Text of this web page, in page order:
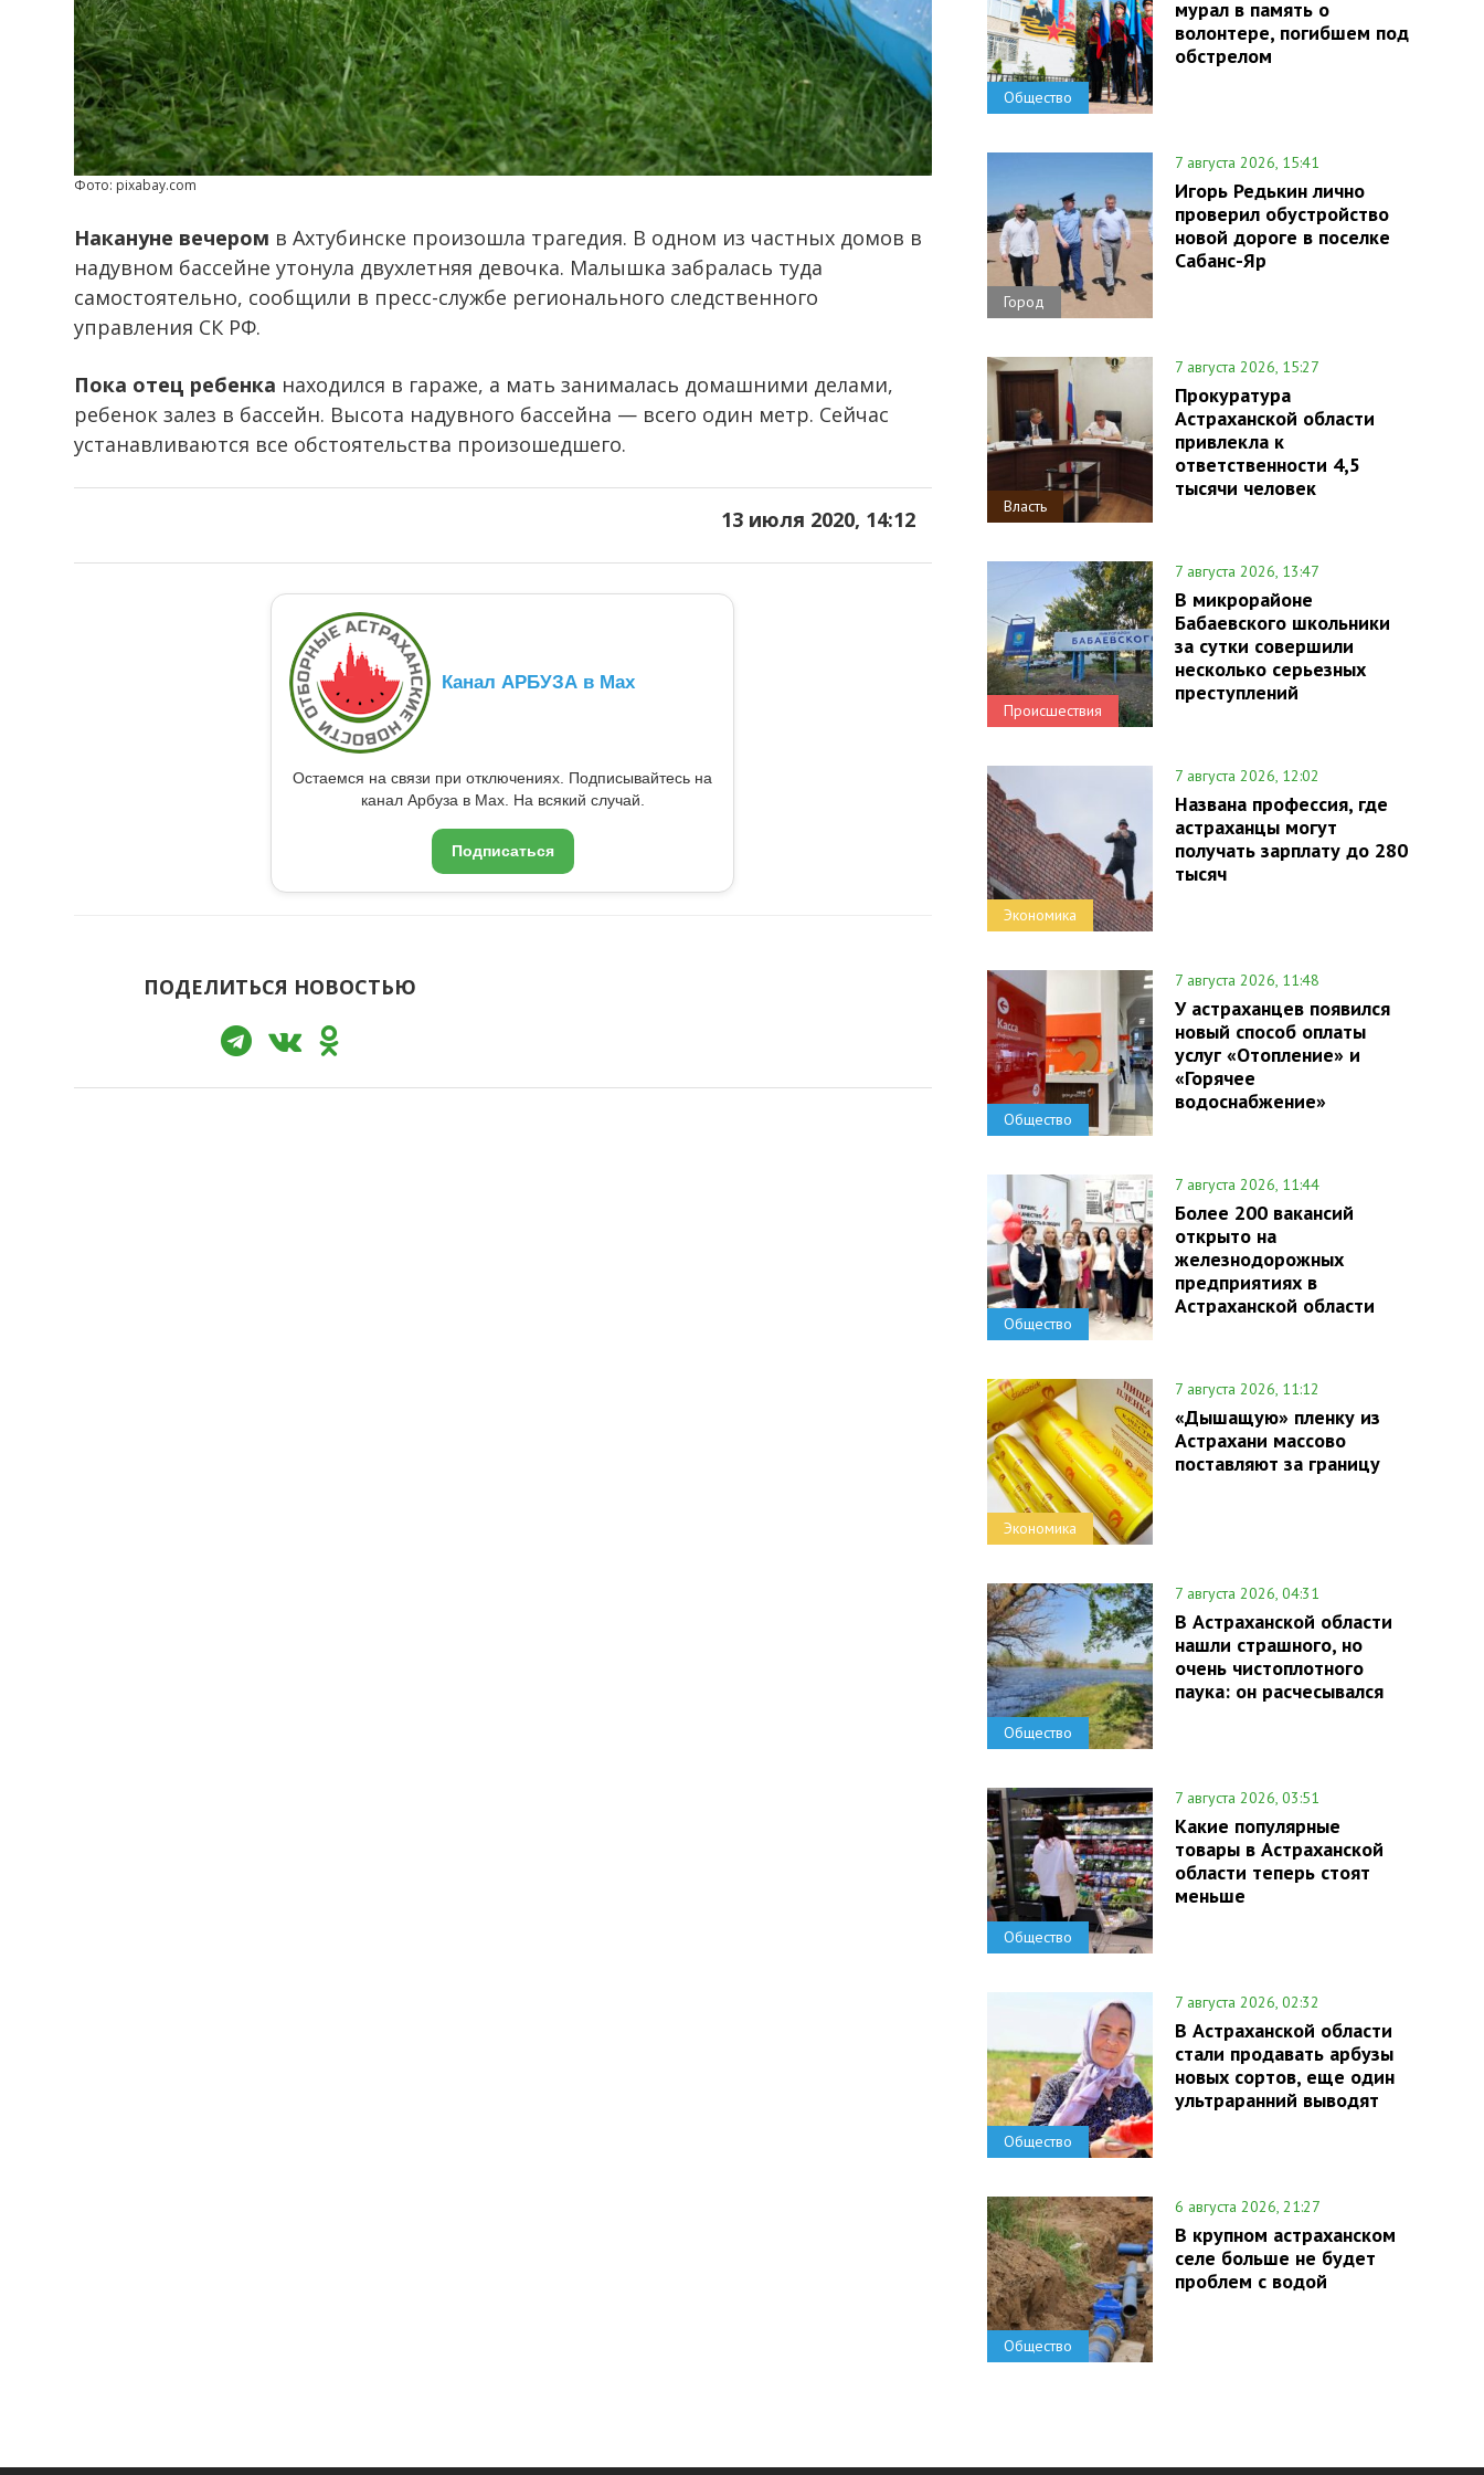
Фото: pixabay.com
Накануне вечером в Ахтубинске произошла трагедия. В одном из частных домов в
надувном бассейне утонула двухлетняя девочка. Малышка забралась туда
самостоятельно, сообщили в пресс-службе регионального следственного
управления СК РФ.
Пока отец ребенка находился в гараже, а мать занималась домашними делами,
ребенок залез в бассейн. Высота надувного бассейна — всего один метр. Сейчас
устанавливаются все обстоятельства произошедшего.
13 июля 2020, 14:12
Канал АРБУЗА в Max
Остаемся на связи при отключениях. Подписывайтесь на
канал Арбуза в Max. На всякий случай.
Подписаться
ПОДЕЛИТЬСЯ НОВОСТЬЮ
Общество
мурал в память о
волонтере, погибшем под
обстрелом
Город
7 августа 2026, 15:41
Игорь Редькин лично
проверил обустройство
новой дороге в поселке
Сабанс-Яр
Власть
7 августа 2026, 15:27
Прокуратура
Астраханской области
привлекла к
ответственности 4,5
тысячи человек
Происшествия
7 августа 2026, 13:47
В микрорайоне
Бабаевского школьники
за сутки совершили
несколько серьезных
преступлений
Экономика
7 августа 2026, 12:02
Названа профессия, где
астраханцы могут
получать зарплату до 280
тысяч
Общество
7 августа 2026, 11:48
У астраханцев появился
новый способ оплаты
услуг «Отопление» и
«Горячее
водоснабжение»
Общество
7 августа 2026, 11:44
Более 200 вакансий
открыто на
железнодорожных
предприятиях в
Астраханской области
Экономика
7 августа 2026, 11:12
«Дышащую» пленку из
Астрахани массово
поставляют за границу
Общество
7 августа 2026, 04:31
В Астраханской области
нашли страшного, но
очень чистоплотного
паука: он расчесывался
Общество
7 августа 2026, 03:51
Какие популярные
товары в Астраханской
области теперь стоят
меньше
Общество
7 августа 2026, 02:32
В Астраханской области
стали продавать арбузы
новых сортов, еще один
ультраранний выводят
Общество
6 августа 2026, 21:27
В крупном астраханском
селе больше не будет
проблем с водой